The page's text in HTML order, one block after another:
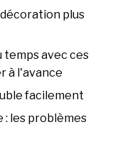
plus
temps avec ces
à l'avance
facilement
: les problèmes